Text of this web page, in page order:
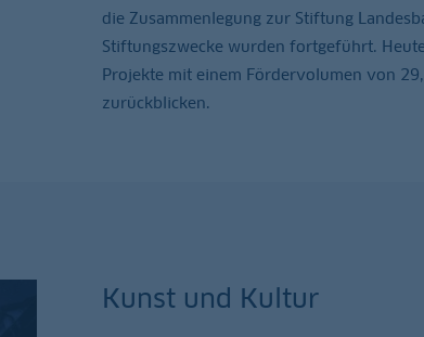
die Zusammenlegung zur Stiftung
Stiftungszwecke wurden fortgeführt.
Projekte mit einem Fördervolumen von
zurückblicken.
Kunst und Kultur